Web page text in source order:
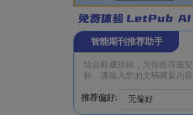
智能期刊推荐助手
推荐偏好: